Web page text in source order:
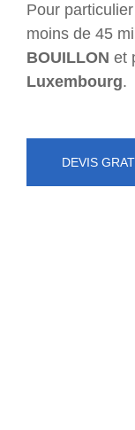
Pour
moins de 45
BOUILLON et
Luxembourg.
DEVIS